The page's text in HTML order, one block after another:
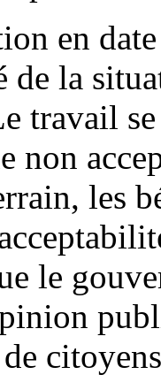
en
de la
travail se
non
les
le